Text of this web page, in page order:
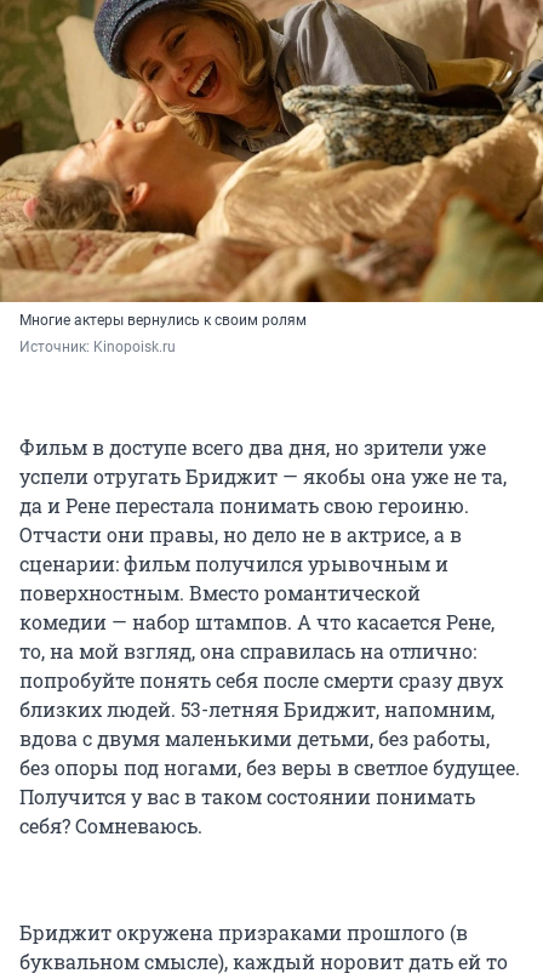
Многие актеры вернулись к своим ролям
Источник: Kinopoisk.ru
Фильм в доступе всего два дня, но зрители уже
успели отругать Бриджит — якобы она уже не та,
да и Рене перестала понимать свою героиню.
Отчасти они правы, но дело не в актрисе, а в
сценарии: фильм получился урывочным и
поверхностным. Вместо романтической
комедии — набор штампов. А что касается Рене,
то, на мой взгляд, она справилась на отлично:
попробуйте понять себя после смерти сразу двух
близких людей. 53-летняя Бриджит, напомним,
вдова с двумя маленькими детьми, без работы,
без опоры под ногами, без веры в светлое будущее.
Получится у вас в таком состоянии понимать
себя? Сомневаюсь.
Бриджит окружена призраками прошлого (в
буквальном смысле), каждый норовит дать ей то